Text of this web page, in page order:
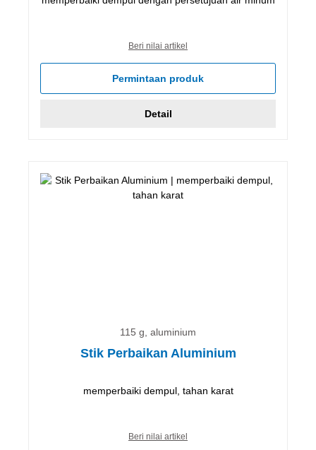
Beri nilai artikel
Permintaan produk
Detail
115 g, aluminium
Stik Perbaikan Aluminium
memperbaiki dempul, tahan karat
Beri nilai artikel